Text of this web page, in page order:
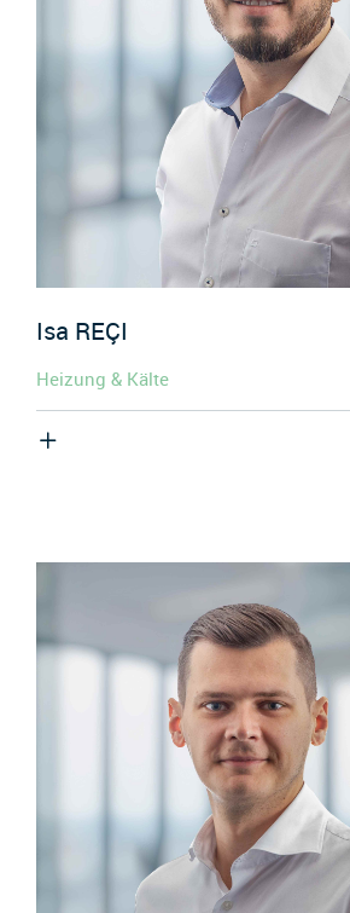
Isa REÇI
Heizung & Kälte